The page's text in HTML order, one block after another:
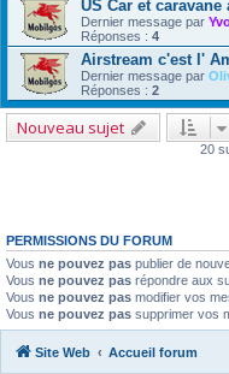
US Car et caravane
Dernier message par
Réponses : 4
Airstream c'est l'
Dernier message par
Réponses : 2
Nouveau sujet
20
PERMISSIONS DU FORUM
Vous ne pouvez pas publier de
Vous ne pouvez pas répondre aux
Vous ne pouvez pas modifier vos
Vous ne pouvez pas supprimer vos
Site Web Accueil forum